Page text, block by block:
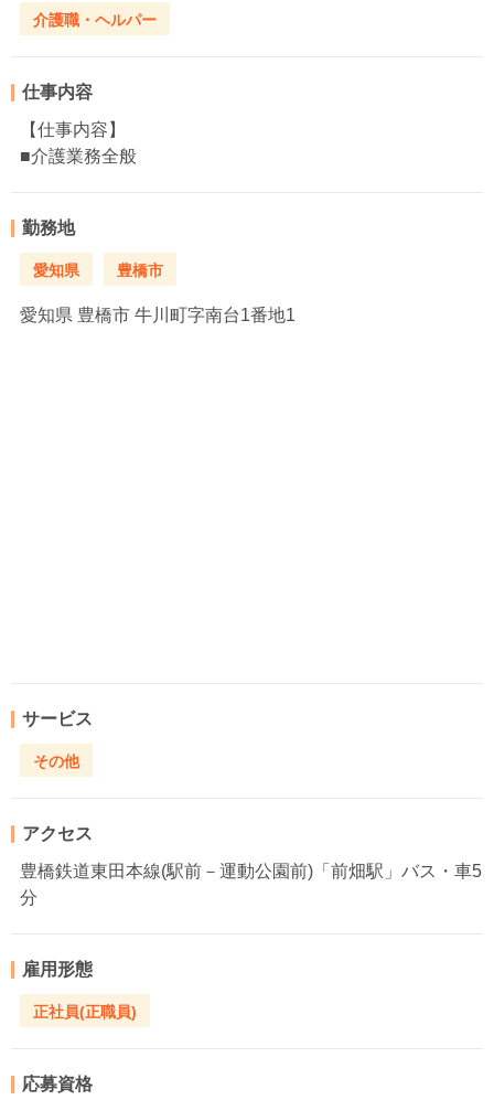
介護職・ヘルパー
仕事内容
【仕事内容】
■介護業務全般
勤務地
愛知県 豊橋市
愛知県 豊橋市 牛川町字南台1番地1
サービス
その他
アクセス
豊橋鉄道東田本線(駅前－運動公園前)「前畑駅」バス・車5
分
雇用形態
正社員(正職員)
応募資格